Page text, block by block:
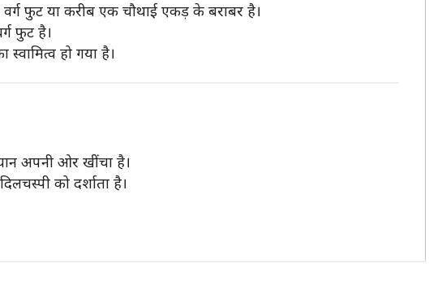
फुट या करीब एक चौथाई एकड़ के बराबर है।
फुट है।
हो गया है।
अपनी ओर खींचा है।
को दर्शाता है।